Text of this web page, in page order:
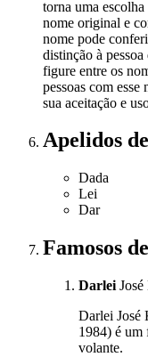
torna uma
nome original e
nome pode
distinção à
figure entre os
pessoas com
sua aceitação e
Apelidos
Dada
Lei
Dar
Famosos
Darlei
Darlei José
1984) é um
volante.